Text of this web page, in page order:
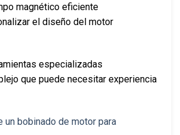
magnético eficiente
el diseño del motor
especializadas
que puede necesitar experiencia